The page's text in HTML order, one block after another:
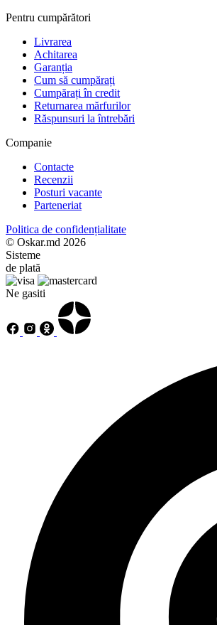
Pentru cumpărători
Livrarea
Achitarea
Garanția
Cum să cumpărați
Cumpărați în credit
Returnarea mărfurilor
Răspunsuri la întrebări
Companie
Contacte
Recenzii
Posturi vacante
Parteneriat
Politica de confidențialitate
© Oskar.md 2026
Sisteme
de plată
Ne gasiti